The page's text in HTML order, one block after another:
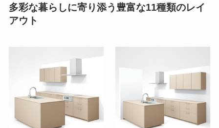
多彩な暮らしに寄り添う豊富な11種類のレイ
アウト